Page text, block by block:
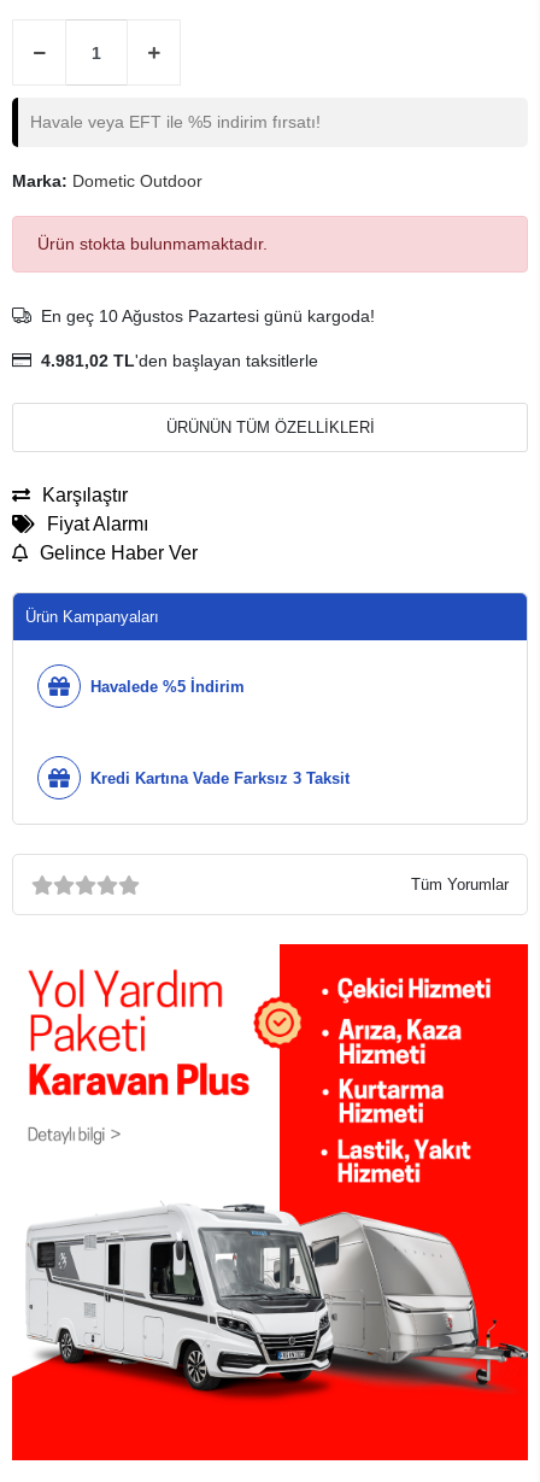
Havale veya EFT ile %5 indirim fırsatı!
Marka: Dometic Outdoor
Ürün stokta bulunmamaktadır.
En geç 10 Ağustos Pazartesi günü kargoda!
4.981,02 TL'den başlayan taksitlerle
ÜRÜNÜN TÜM ÖZELLİKLERİ
Karşılaştır
Fiyat Alarmı
Gelince Haber Ver
Ürün Kampanyaları
Havalede %5 İndirim
Kredi Kartına Vade Farksız 3 Taksit
Tüm Yorumlar